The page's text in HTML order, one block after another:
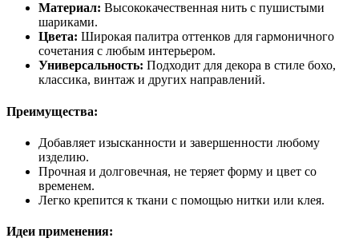
Материал: Высококачественная нить с пушистыми
шариками.
Цвета: Широкая палитра оттенков для гармоничного
сочетания с любым интерьером.
Универсальность: Подходит для декора в стиле бохо,
классика, винтаж и других направлений.
Преимущества:
Добавляет изысканности и завершенности любому
изделию.
Прочная и долговечная, не теряет форму и цвет со
временем.
Легко крепится к ткани с помощью нитки или клея.
Идеи применения: